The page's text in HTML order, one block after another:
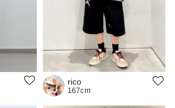
rico
167cm